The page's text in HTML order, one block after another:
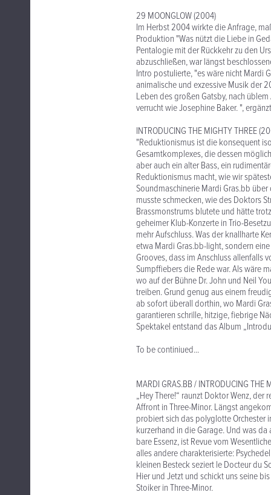
29 MOONGLOW (2004)
Im Herbst 2004 wirkte die Anfrage,
Produktion "Was nützt die Liebe in
Pentalogie mit der Rückkehr zu den
abzuschließen, war längst
Intro postulierte, "es wäre nicht Mardi
animalische und exzessive Musik der
Leben des großen Gatsby, nach
verrucht wie Josephine Baker. ",
INTRODUCING THE MIGHTY THREE
"Reduktionismus ist die konsequent
Gesamtkomplexes, die dessen
aber auch ein alter Bass, ein
Reduktionismus macht, wie wir
Soundmaschinerie Mardi Gras.bb
musste schmecken, wie des Doktors
Brassmonstrums blutete und hätte
geheimer Klub-Konzerte in Trio-
mehr Aufschluss. Was der knallharte
etwa Mardi Gras.bb-light, sondern
Grooves, dass im Anschluss allenfalls
Sumpffiebers die Rede war. Als wäre
wo auf der Bühne Dr. John und Neil
treiben. Grund genug aus einem
ab sofort überall dorthin, wo Mardi
garantieren schrille, hitzige, fiebrige
Spektakel entstand das Album
To be continiued...
MARDI GRAS.BB / INTRODUCING THE
„Hey There!“ raunzt Doktor Wenz,
Affront in Three-Minor. Längst
probiert sich das polyglotte Orchester
kurzerhand in die Garage. Und was
bare Essenz, ist Revue vom
alles andere charakterisierte:
kleinen Besteck seziert le Docteur du
Hier und Jetzt und schickt uns seine
Stoiker in Three-Minor.